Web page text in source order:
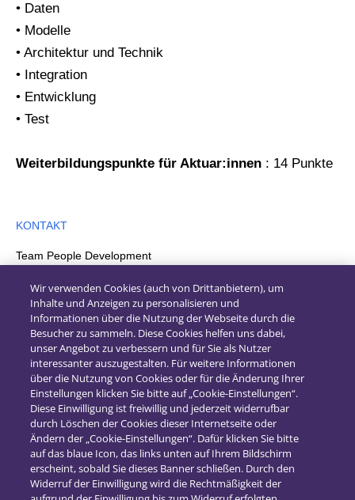
KONTAKT
Team People Development
+49 711 94958-2115
peopledevelopment.i-suite@msg.grouppeopledevelopment.i-
suite@msg.group
• Daten
• Modelle
• Architektur und Technik
• Integration
• Entwicklung
• Test
​​​​​​​Weiterbildungspunkte für Aktuar:innen : 14 Punkte
Wir verwenden Cookies (auch von Drittanbietern), um
Inhalte und Anzeigen zu personalisieren und
Informationen über die Nutzung der Webseite durch die
Besucher zu sammeln. Diese Cookies helfen uns dabei,
unser Angebot zu verbessern und für Sie als Nutzer
interessanter auszugestalten. Für weitere Informationen
über die Nutzung von Cookies oder für die Änderung Ihrer
Einstellungen klicken Sie bitte auf „Cookie-Einstellungen“.
Diese Einwilligung ist freiwillig und jederzeit widerrufbar
durch Löschen der Cookies dieser Internetseite oder
Ändern der „Cookie-Einstellungen“. Dafür klicken Sie bitte
auf das blaue Icon, das links unten auf Ihrem Bildschirm
erscheint, sobald Sie dieses Banner schließen. Durch den
Widerruf der Einwilligung wird die Rechtmäßigkeit der